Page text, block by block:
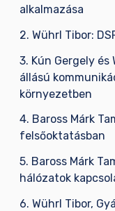
alkalmazása
2. Wührl Tibor:
3. Kún Gergely és
állású
környezetben
4. Baross Márk
felsőoktatásban
5. Baross Márk
hálózatok
6. Wührl Tibor,